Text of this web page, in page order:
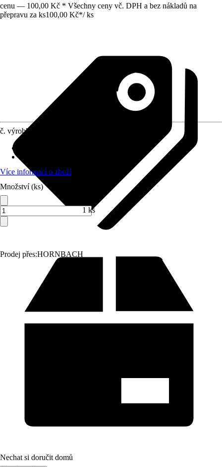
cenu — 100,00 Kč * Všechny ceny vč. DPH a bez nákladů na
přepravu za ks100,00 Kč*/ ks
Prodej přes:HORNBACH
č. výrobku
Více informací o zboží
Množství (ks)
1 ks
Nechat si doručit domů